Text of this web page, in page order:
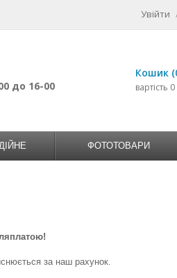
Увійти
до 16-00
Кошик
вартість
ФОТОТОВАРИ
за наш рахунок.